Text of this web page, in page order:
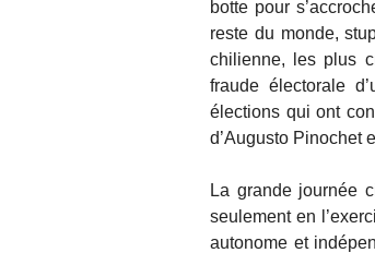
botte pour
reste du monde,
chilienne, les plus
fraude électorale
élections qui ont
d’Augusto Pinochet
La grande journée
seulement en
autonome et